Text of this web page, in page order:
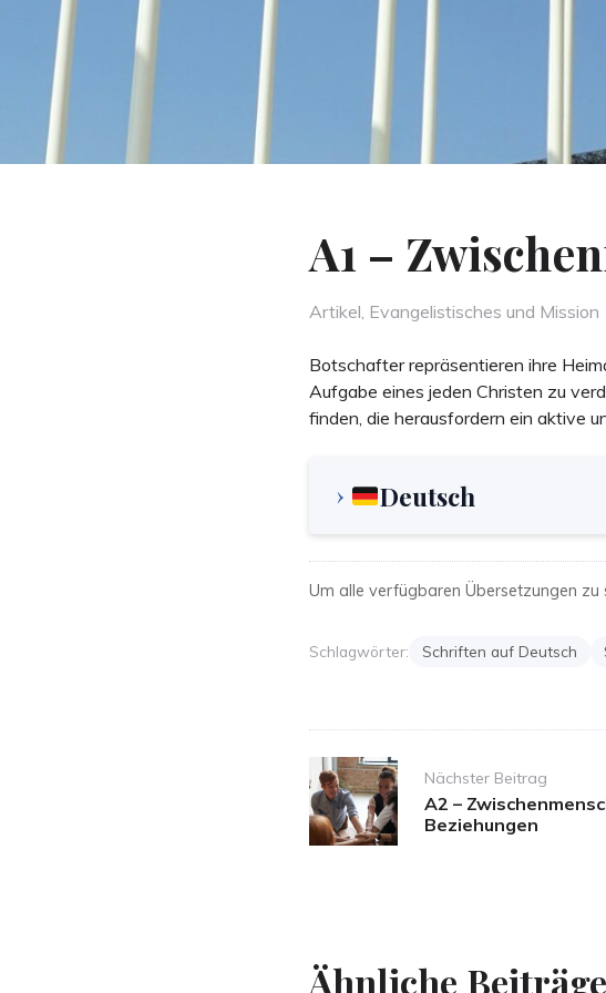
A1 –
Categories
Artikel, Evangelistisches und Mission
Botschafter repräsentieren ihre
Aufgabe eines jeden Christen zu
finden, die herausfordern ein aktive
Deutsch
Um alle verfügbaren Übersetzungen zu
Schlagwörter: Schriften auf Deutsch
Post
navigation
Nächster Beitrag
A2 –
Beziehungen
Ähnliche Beiträge